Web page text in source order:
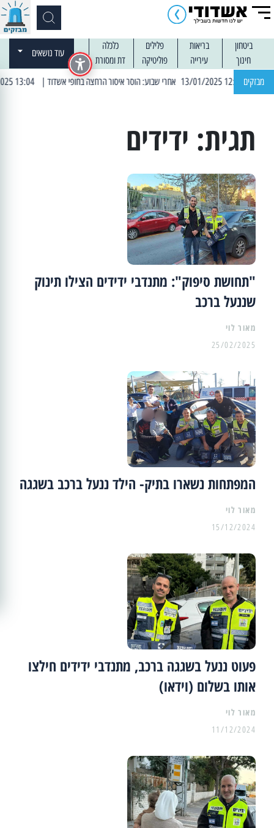
ביטחון בריאות פלילים
כלכלה
חינוך
עירייה פוליטיקה דת ומסורת
עוד נושאים
מבזקים | 13:04 14/01/2025 עובדים בלילות: עבודות קרצוף וריבוד אספלט
תגית: ידידים
"תחושת סיפוק": מתנדבי ידידים הצילו תינוק
שננעל ברכב
מאור לוי
25/02/2025
המפתחות נשארו בתיק- הילד ננעל ברכב בשגגה
מאור לוי
15/12/2024
פעוט ננעל בשגגה ברכב, מתנדבי ידידים חילצו
אותו בשלום (וידאו)
מאור לוי
11/12/2024